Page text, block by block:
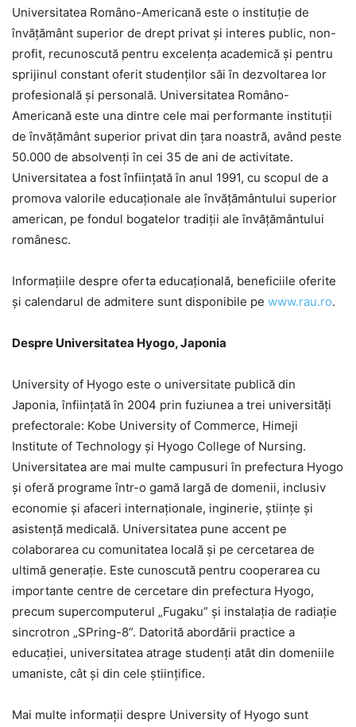
Universitatea Româno-Americană este o instituție de
învățământ superior de drept privat și interes public, non-
profit, recunoscută pentru excelența academică și pentru
sprijinul constant oferit studenților săi în dezvoltarea lor
profesională și personală. Universitatea Româno-
Americană este una dintre cele mai performante instituții
de învățământ superior privat din țara noastră, având peste
50.000 de absolvenți în cei 35 de ani de activitate.
Universitatea a fost înființată în anul 1991, cu scopul de a
promova valorile educaționale ale învățământului superior
american, pe fondul bogatelor tradiții ale învățământului
românesc.
Informațiile despre oferta educațională, beneficiile oferite
și calendarul de admitere sunt disponibile pe www.rau.ro.
Despre Universitatea Hyogo, Japonia
University of Hyogo este o universitate publică din
Japonia, înființată în 2004 prin fuziunea a trei universități
prefectorale: Kobe University of Commerce, Himeji
Institute of Technology și Hyogo College of Nursing.
Universitatea are mai multe campusuri în prefectura Hyogo
și oferă programe într-o gamă largă de domenii, inclusiv
economie și afaceri internaționale, inginerie, științe și
asistență medicală. Universitatea pune accent pe
colaborarea cu comunitatea locală și pe cercetarea de
ultimă generație. Este cunoscută pentru cooperarea cu
importante centre de cercetare din prefectura Hyogo,
precum supercomputerul „Fugaku” și instalația de radiație
sincrotron „SPring-8”. Datorită abordării practice a
educației, universitatea atrage studenți atât din domeniile
umaniste, cât și din cele științifice.
Mai multe informații despre University of Hyogo sunt